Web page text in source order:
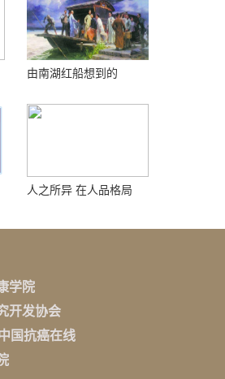
由南湖红船想到的
人之所异 在人品格局
学院
开发协会
国抗癌在线